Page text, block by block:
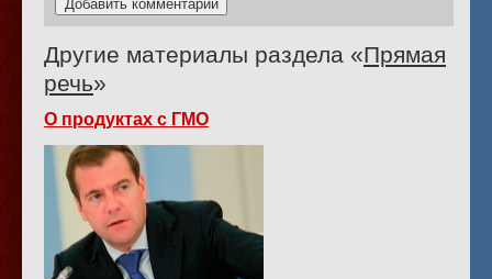
Другие материалы раздела «Прямая
речь»
О продуктах с ГМО